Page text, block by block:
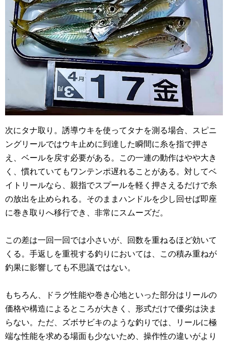
次にタナ取り。誘導ウキを使ってタナを測る場合、スピニ
ングリールではウキ止めに到達した瞬間に糸を指で押さ
え、ベールを戻す必要がある。この一連の動作はやや大き
く、慣れていてもワンテンポ遅れることがある。対してベ
イトリールなら、親指でスプールを軽く押さえるだけで糸
の放出を止められる。そのままハンドルを少し回せば即座
に巻き取りへ移行でき、非常にスムーズだ。
この差は一回一回では小さいが、回数を重ねるほど効いて
くる。手返しを重視する釣りにおいては、この積み重ねが
釣果に影響しても不思議ではない。
もちろん、ドラグ性能や巻き心地といった部分はリールの
価格や構造によるところが大きく、形式だけで優劣は決ま
らない。ただ、ズボサビキのような釣りでは、リールに極
端な性能を求める場面も少ないため、操作性の違いがより